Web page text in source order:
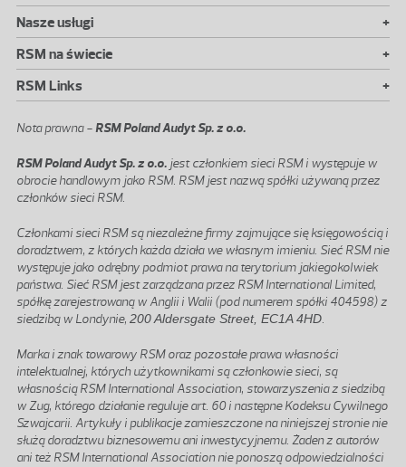
Nasze usługi
+
RSM na świecie
+
RSM Links
+
Nota prawna -RSM Poland Audyt Sp. z o.o.
RSM Poland Audyt Sp. z o.o. jest członkiem sieci RSM i występuje w
obrocie handlowym jako RSM. RSM jest nazwą spółki używaną przez
członków sieci RSM.
Członkami sieci RSM są niezależne firmy zajmujące się księgowością i
doradztwem, z których każda działa we własnym imieniu. Sieć RSM nie
występuje jako odrębny podmiot prawa na terytorium jakiegokolwiek
państwa. Sieć RSM jest zarządzana przez RSM International Limited,
spółkę zarejestrowaną w Anglii i Walii (pod numerem spółki 404598) z
siedzibą w Londynie, 200 Aldersgate Street, EC1A 4HD.
Marka i znak towarowy RSM oraz pozostałe prawa własności
intelektualnej, których użytkownikami są członkowie sieci, są
własnością RSM International Association, stowarzyszenia z siedzibą
w Zug, którego działanie reguluje art. 60 i następne Kodeksu Cywilnego
Szwajcarii. Artykuły i publikacje zamieszczone na niniejszej stronie nie
służą doradztwu biznesowemu ani inwestycyjnemu. Żaden z autorów
ani też RSM International Association nie ponoszą odpowiedzialności